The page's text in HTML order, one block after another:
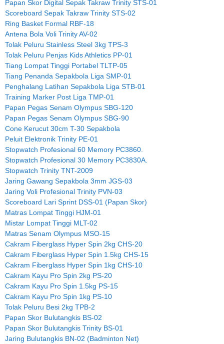
Papan Skor Digital Sepak Takraw Trinity STS-01
Scoreboard Sepak Takraw Trinity STS-02
Ring Basket Formal RBF-18
Antena Bola Voli Trinity AV-02
Tolak Peluru Stainless Steel 3kg TPS-3
Tolak Peluru Penjas Kids Athletics PP-01
Tiang Lompat Tinggi Portabel TLTP-05
Tiang Penanda Sepakbola Liga SMP-01
Penghalang Latihan Sepakbola Liga STB-01
Training Marker Post Liga TMP-01
Papan Pegas Senam Olympus SBG-120
Papan Pegas Senam Olympus SBG-90
Cone Kerucut 30cm T-30 Sepakbola
Peluit Elektronik Trinity PE-01
Stopwatch Profesional 60 Memory PC3860.
Stopwatch Profesional 30 Memory PC3830A.
Stopwatch Trinity TNT-2009
Jaring Gawang Sepakbola 3mm JGS-03
Jaring Voli Profesional Trinity PVN-03
Scoreboard Lari Sprint DSS-01 (Papan Skor)
Matras Lompat Tinggi HJM-01
Mistar Lompat Tinggi MLT-02
Matras Senam Olympus MSO-15
Cakram Fiberglass Hyper Spin 2kg CHS-20
Cakram Fiberglass Hyper Spin 1.5kg CHS-15
Cakram Fiberglass Hyper Spin 1kg CHS-10
Cakram Kayu Pro Spin 2kg PS-20
Cakram Kayu Pro Spin 1.5kg PS-15
Cakram Kayu Pro Spin 1kg PS-10
Tolak Peluru Besi 2kg TPB-2
Papan Skor Bulutangkis BS-02
Papan Skor Bulutangkis Trinity BS-01
Jaring Bulutangkis BN-02 (Badminton Net)